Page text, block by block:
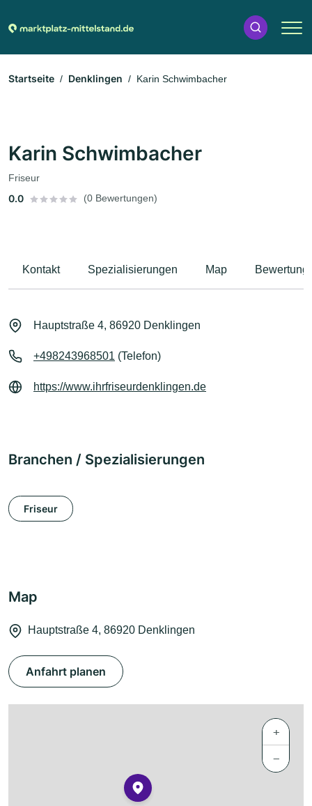
Startseite Denklingen Karin Schwimbacher
Karin Schwimbacher
Friseur
0.0 (0 Bewertungen)
Kontakt Spezialisierungen Map
Hauptstraße 4, 86920 Denklingen
+498243968501 (Telefon)
https://www.ihrfriseurdenklingen.de
Branchen / Spezialisierungen
Friseur
Map
Hauptstraße 4, 86920 Denklingen
Anfahrt planen
+
−